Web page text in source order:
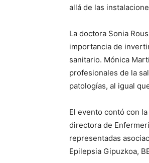
allá de las
La doctora Sonia
importancia de
sanitario. Mónica
profesionales de la
patologías, al igual
El evento contó con
directora de
representadas
Epilepsia Gipuzkoa,